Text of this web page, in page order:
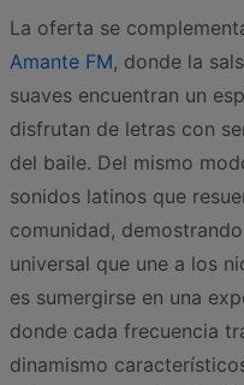
La oferta se
Amante FM, donde la
suaves encuentran un
disfrutan de letras con
del baile. Del mismo
sonidos latinos que
comunidad,
universal que une a los
es sumergirse en una
donde cada frecuencia
dinamismo